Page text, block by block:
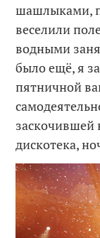
шашлыками,
веселили
водными
было ещё, я
пятничной
заскочившей
дискотека,